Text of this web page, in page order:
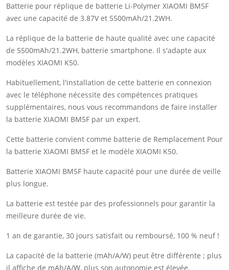
Batterie pour réplique de batterie Li-Polymer XIAOMI BM5F
avec une capacité de 3.87V et 5500mAh/21.2WH.
La réplique de la batterie de haute qualité avec une capacité
de 5500mAh/21.2WH, batterie smartphone. Il s'adapte aux
modèles XIAOMI K50.
Habituellement, l'installation de cette batterie en connexion
avec le téléphone nécessite des compétences pratiques
supplémentaires, nous vous recommandons de faire installer
la batterie XIAOMI BM5F par un expert.
Cette batterie convient comme batterie de Remplacement Pour
la batterie XIAOMI BM5F et le modèle XIAOMI K50.
Batterie XIAOMI BM5F haute capacité pour une durée de veille
plus longue.
La batterie est testée par des professionnels pour garantir la
meilleure durée de vie.
1 an de garantie, 30 jours satisfait ou remboursé, 100 % neuf !
La capacité de la batterie (mAh/A/W) peut être différente ; plus
il affiche de mAh/A/W, plus son autonomie est élevée.